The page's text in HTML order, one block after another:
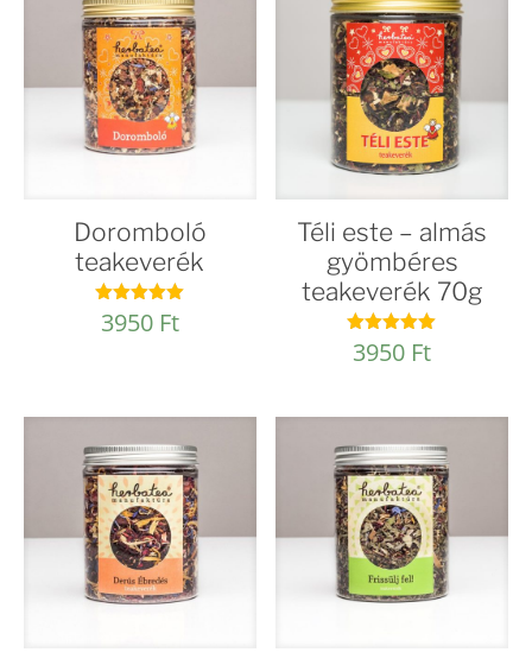
Doromboló
teakeverék
Értékelés:
4.96
3950 Ft
Téli este – almás
gyömbéres
teakeverék 70g
Értékelés:
5.00
3950 Ft